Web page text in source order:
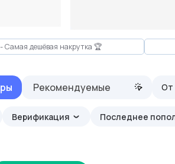
Самая дешёвая накрутка 🏆
Рекомендуемые От
Верификация Последнее